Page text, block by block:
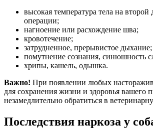
высокая температура тела на второй
операции;
нагноение или расхождение шва;
кровотечение;
затрудненное, прерывистое дыхание;
помутнение сознания, синюшность
хрипы, кашель, одышка.
Важно! При появлении любых
для сохранения жизни и здоровья вашего
незамедлительно обратиться в
Последствия наркоза у